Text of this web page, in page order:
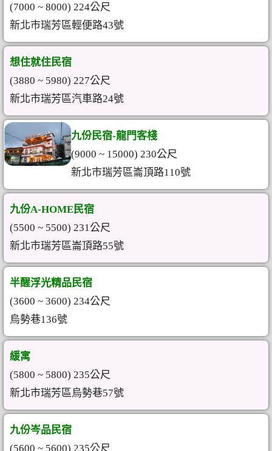
(7000 ~ 8000) 224公尺
新北市瑞芳區輕便路43號
想住就住民宿
(3880 ~ 5980) 227公尺
新北市瑞芳區汽車路24號
九份民宿-龍門客棧
(9000 ~ 15000) 230公尺
新北市瑞芳區崙頂路110號
九份A-HOME民宿
(5500 ~ 5500) 231公尺
新北市瑞芳區崙頂路55號
半醒浮光精品民宿
(3600 ~ 3600) 234公尺
烏勢巷136號
緩寓
(5800 ~ 5800) 235公尺
新北市瑞芳區烏勢巷57號
九份岑品民宿
(5600 ~ 5600) 235公尺